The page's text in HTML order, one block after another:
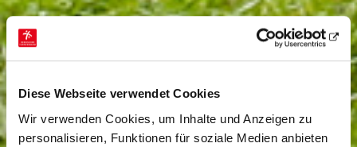
Diese Webseite verwendet Cookies
Wir verwenden Cookies, um Inhalte und Anzeigen zu
personalisieren, Funktionen für soziale Medien anbieten